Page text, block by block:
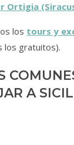
Ortigia
los tours y
los gratuitos).
A